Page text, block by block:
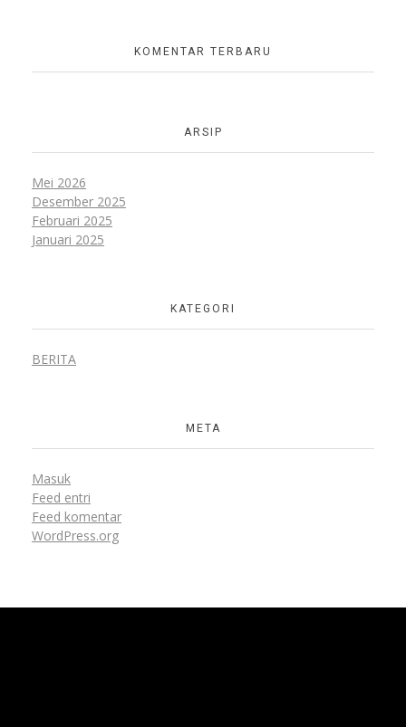
KOMENTAR TERBARU
ARSIP
Mei 2026
Desember 2025
Februari 2025
Januari 2025
KATEGORI
BERITA
META
Masuk
Feed entri
Feed komentar
WordPress.org